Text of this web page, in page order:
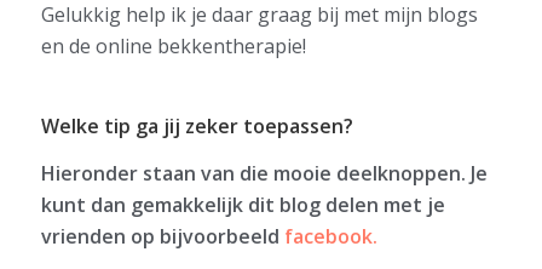
Gelukkig help ik je daar graag bij met mijn blogs
en de online bekkentherapie!
Welke tip ga jij zeker toepassen?
Hieronder staan van die mooie deelknoppen. Je
kunt dan gemakkelijk dit blog delen met je
vrienden op bijvoorbeeld facebook.